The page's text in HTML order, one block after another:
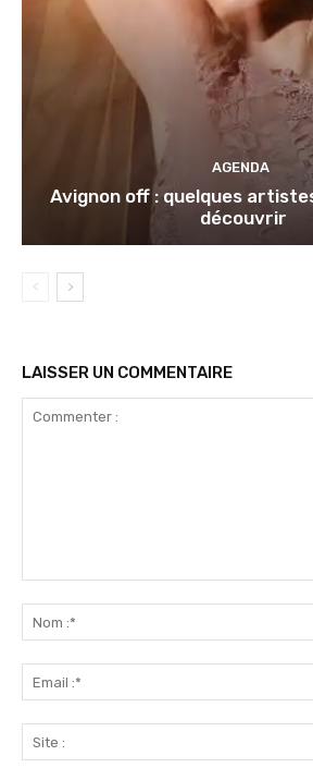
AGENDA
Avignon off : quelques
découvrir
LAISSER UN COMMENTAIRE